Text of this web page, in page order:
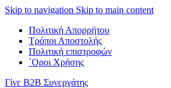
Skip to navigation Skip to main content
Πολιτική Απορρήτου
Τρόποι Αποστολής
Πολιτική επιστροφών
΄Οροι Χρήσης
Γίνε B2B Συνεργάτης